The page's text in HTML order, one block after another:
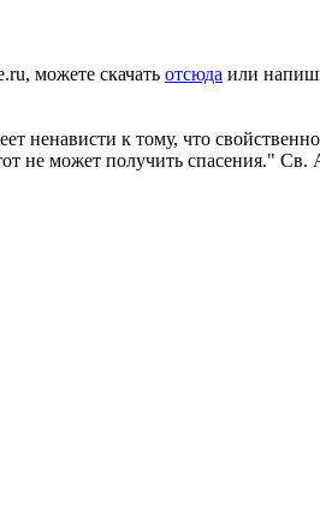
можете скачать отсюда или
ненависти к тому, что
не может получить спасения."